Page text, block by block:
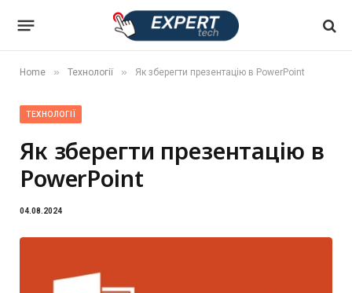
Home » Технології » Як зберегти презентацію в PowerPoint
ТЕХНОЛОГІЇ
Як зберегти презентацію в
PowerPoint
04.08.2024